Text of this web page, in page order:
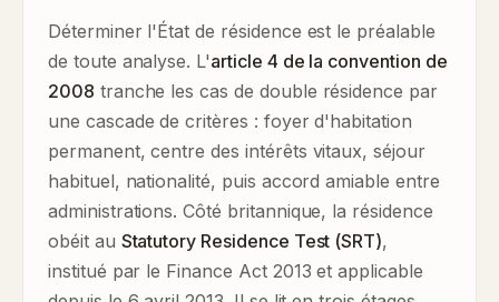
Déterminer l'État de résidence est le préalable
de toute analyse. L'article 4 de la convention de
2008 tranche les cas de double résidence par
une cascade de critères : foyer d'habitation
permanent, centre des intérêts vitaux, séjour
habituel, nationalité, puis accord amiable entre
administrations. Côté britannique, la résidence
obéit au Statutory Residence Test (SRT),
institué par le Finance Act 2013 et applicable